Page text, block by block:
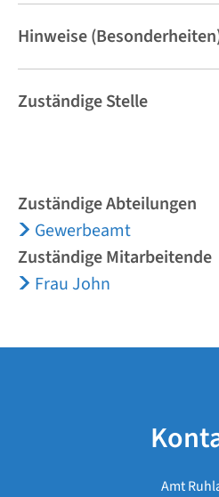
Hinweise
Zuständige Stelle
Zuständige Abteilungen
Gewerbeamt
Zuständige Mitarbeitende
Frau John
Amt